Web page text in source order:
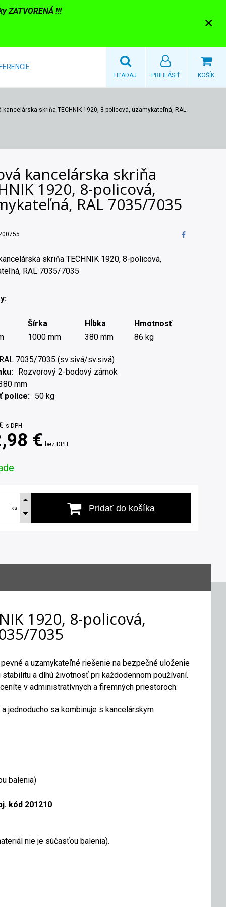
ZATVORENÁ !!!
×
KOŠÍK
PRIHLÁSIŤ
HĽADAJ
kancelárska skriňa TECHNIK 1920, 8-policová, uzamykateľná, RAL
kancelárska skriňa
1920, 8-policová,
RAL 7035/7035
skriňa TECHNIK 1920, 8-policová,
RAL 7035/7035
Šírka Hĺbka
Hmotnosť
1000 mm 380 mm 86 kg
7035/7035 (sv.sivá/sv.sivá)
Rozvorový 2-bodový zámok
mm
police
50 kg
s DPH
€ bez DPH
ks Pridať do košíka
1920, 8-policová,
7035
a uzamykateľné riešenie na bezpečné uloženie
a dlhú životnosť pri každodennom používaní.
v administratívnych a firemných priestoroch.
jednoducho sa kombinuje s kancelárskym
balenia)
kód 201210
nie je súčasťou balenia).